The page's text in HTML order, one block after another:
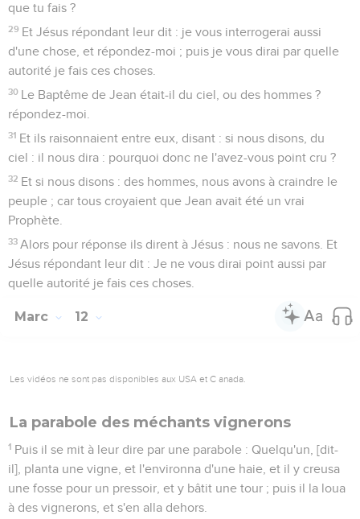
que tu fais ?
29 Et Jésus répondant leur dit : je vous interrogerai aussi
d'une chose, et répondez-moi ; puis je vous dirai par quelle
autorité je fais ces choses.
30 Le Baptême de Jean était-il du ciel, ou des hommes ?
répondez-moi.
31 Et ils raisonnaient entre eux, disant : si nous disons, du
ciel : il nous dira : pourquoi donc ne l'avez-vous point cru ?
32 Et si nous disons : des hommes, nous avons à craindre le
peuple ; car tous croyaient que Jean avait été un vrai
Prophète.
33 Alors pour réponse ils dirent à Jésus : nous ne savons. Et
Jésus répondant leur dit : Je ne vous dirai point aussi par
quelle autorité je fais ces choses.
Marc 12
Les vidéos ne sont pas disponibles aux USA et C anada.
La parabole des méchants vignerons
1 Puis il se mit à leur dire par une parabole : Quelqu'un, [dit-
il], planta une vigne, et l'environna d'une haie, et il y creusa
une fosse pour un pressoir, et y bâtit une tour ; puis il la loua
à des vignerons, et s'en alla dehors.